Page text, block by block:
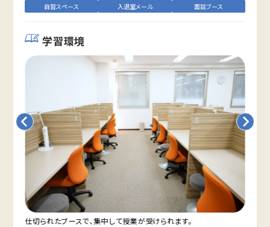
自習スペース 入退室メール 面談ブース
学習環境
仕切られたブースで、集中して授業が受けられます。